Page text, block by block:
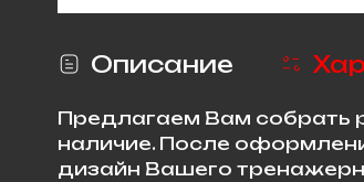
Описание
Предлагаем Вам собрать
наличие. После
дизайн Вашего